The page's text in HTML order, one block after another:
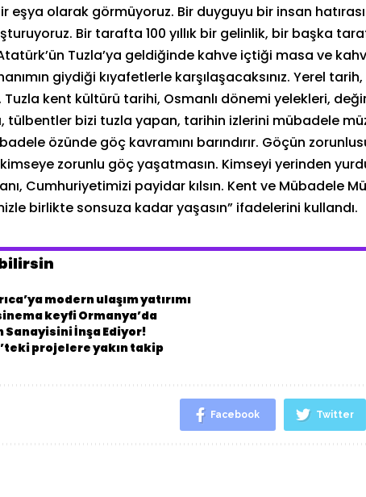
eşya olarak görmüyoruz. Bir duyguyu bir insan
Bir tarafta 100 yıllık bir gelinlik, bir başka
Tuzla’ya geldiğinde kahve içtiği masa ve
giydiği kıyafetlerle karşılaşacaksınız. Yerel
kent kültürü tarihi, Osmanlı dönemi yelekleri,
tülbentler bizi tuzla yapan, tarihin izlerini mübadele
özünde göç kavramını barındırır. Göçün
zorunlu göç yaşatmasın. Kimseyi yerinden
Cumhuriyetimizi payidar kılsın. Kent ve Mübadele
birlikte sonsuza kadar yaşasın” ifadelerini kullandı.
modern ulaşım yatırımı
keyfi Ormanya’da
Sanayisini İnşa Ediyor!
projelere yakın takip
Facebook Twitter